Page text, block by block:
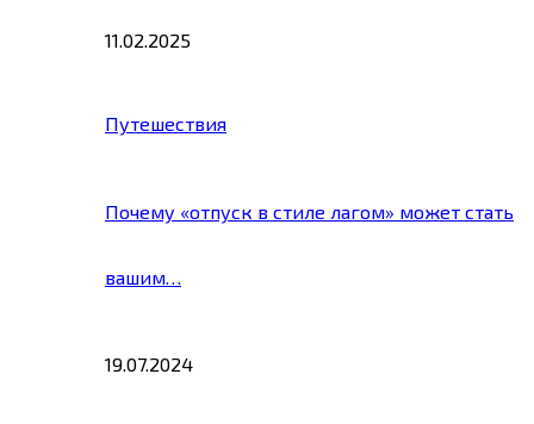
11.02.2025
Путешествия
Почему «отпуск в стиле лагом» может стать
вашим…
19.07.2024